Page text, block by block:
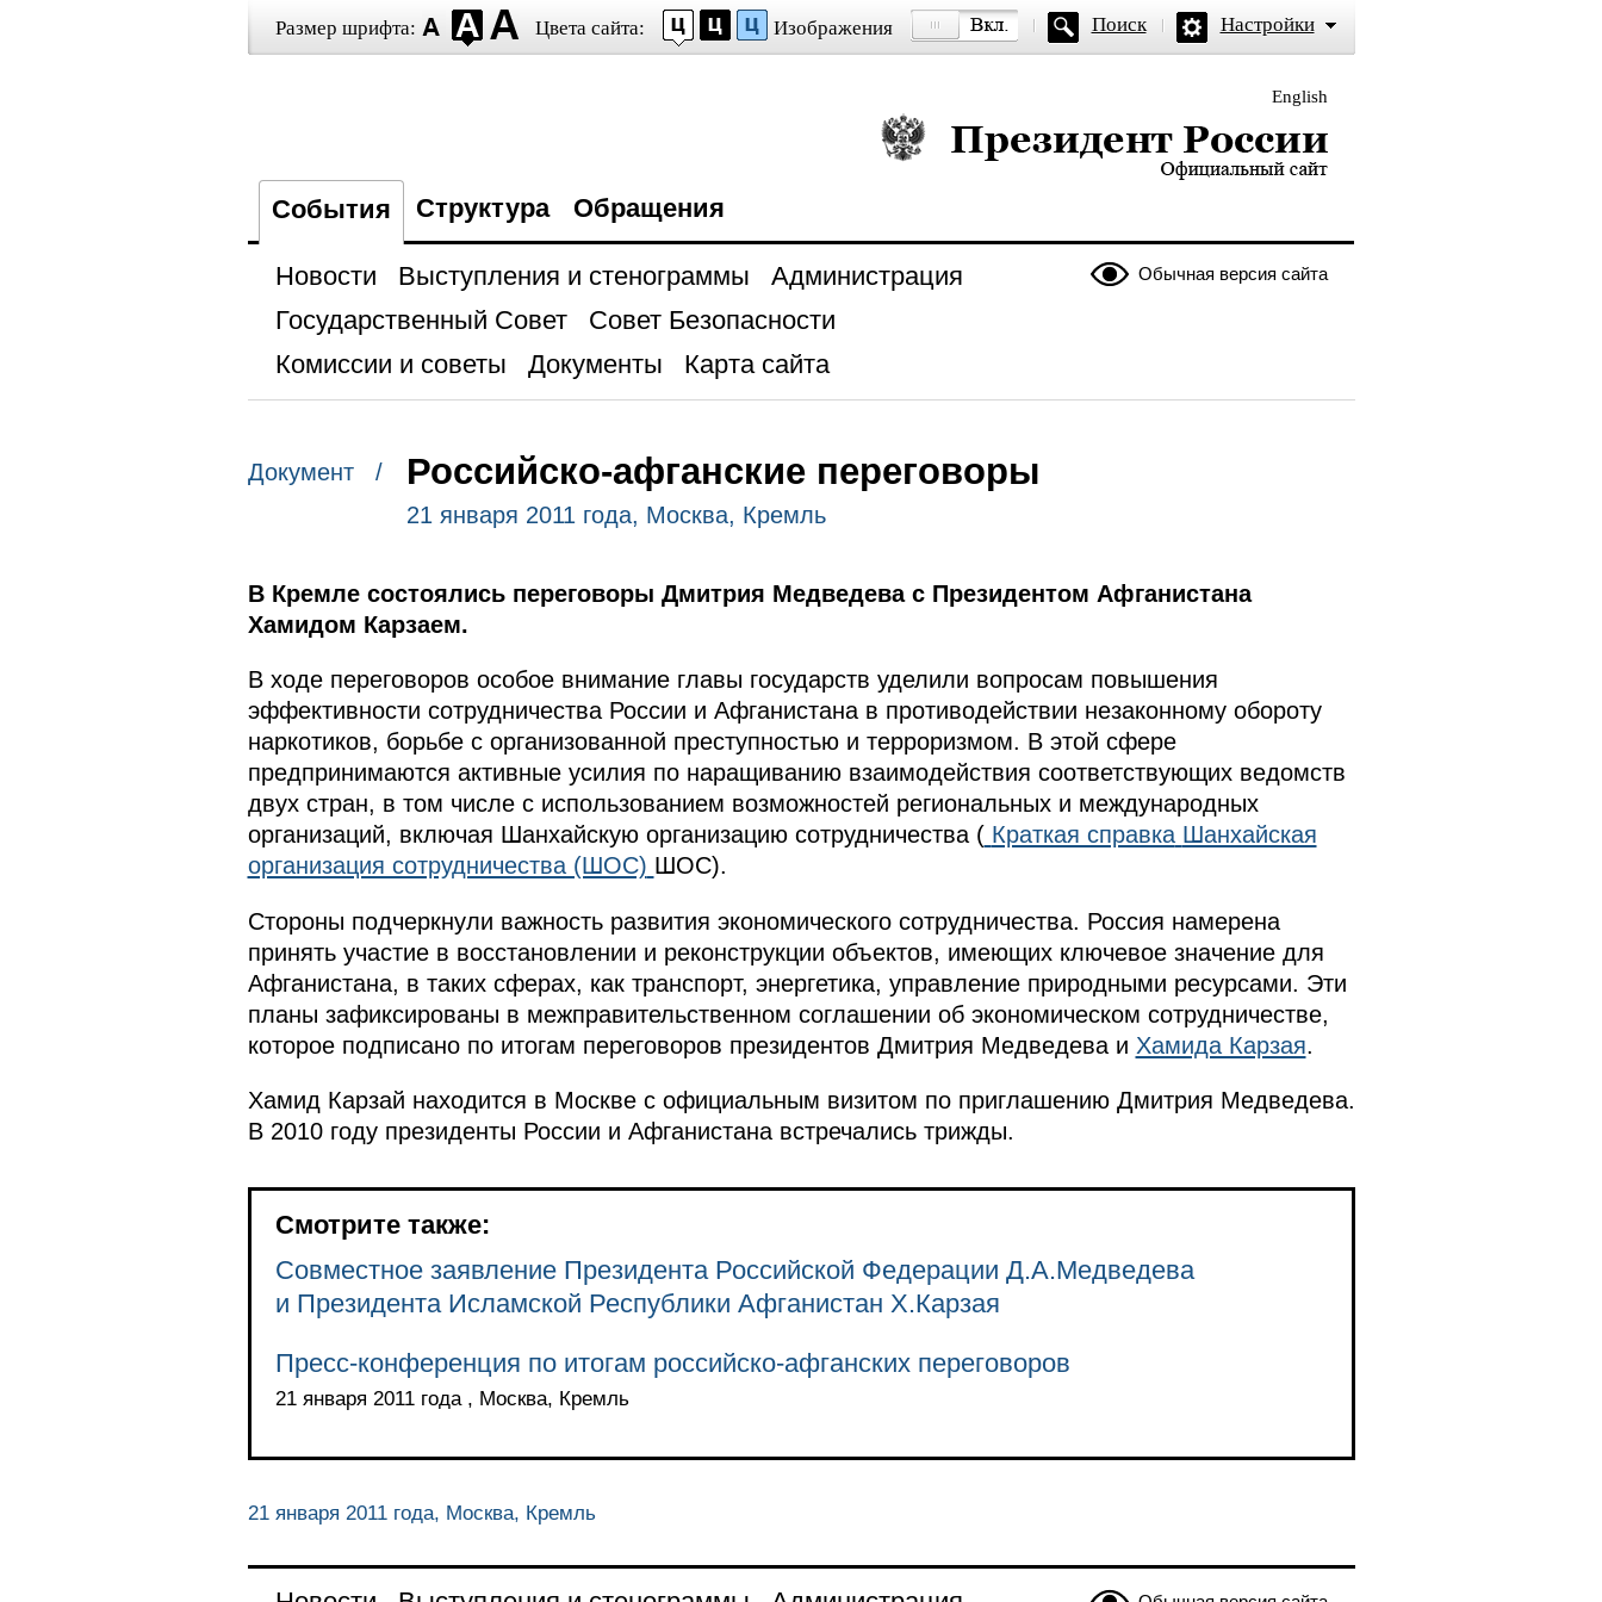
Размер шрифта: Цвета сайта: Изображения Поиск Настройки
English
Президент России — официальный сайт
События Структура Обращения
Обычная версия сайта
Новости Выступления и стенограммы
Администрация
Государственный Совет
Совет Безопасности
Комиссии и советы
Документы Карта сайта
Документ / Российско-афганские переговоры
21 января 2011 года, Москва, Кремль
В Кремле состоялись переговоры Дмитрия Медведева с Президентом Афганистана
Хамидом Карзаем.
В ходе переговоров особое внимание главы государств уделили вопросам повышения
эффективности сотрудничества России и Афганистана в противодействии незаконному обороту
наркотиков, борьбе с организованной преступностью и терроризмом. В этой сфере
предпринимаются активные усилия по наращиванию взаимодействия соответствующих ведомств
двух стран, в том числе с использованием возможностей региональных и международных
организаций, включая Шанхайскую организацию сотрудничества ( Краткая справка Шанхайская
организация сотрудничества (ШОС) ШОС).
Стороны подчеркнули важность развития экономического сотрудничества. Россия намерена
принять участие в восстановлении и реконструкции объектов, имеющих ключевое значение для
Афганистана, в таких сферах, как транспорт, энергетика, управление природными ресурсами. Эти
планы зафиксированы в межправительственном соглашении об экономическом сотрудничестве,
которое подписано по итогам переговоров президентов Дмитрия Медведева и Хамида Карзая.
Хамид Карзай находится в Москве с официальным визитом по приглашению Дмитрия Медведева.
В 2010 году президенты России и Афганистана встречались трижды.
Смотрите также:
Совместное заявление Президента Российской Федерации Д.А.Медведева
и Президента Исламской Республики Афганистан Х.Карзая
Пресс-конференция по итогам российско-афганских переговоров
21 января 2011 года , Москва, Кремль
21 января 2011 года, Москва, Кремль